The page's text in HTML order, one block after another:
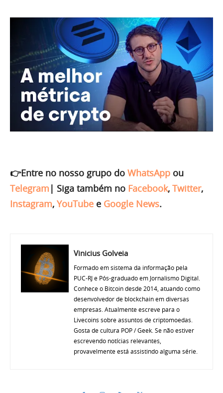
👉Entre no nosso grupo do WhatsApp ou
Telegram | Siga também no Facebook, Twitter,
Instagram, YouTube e Google News.
Vinicius Golveia
Formado em sistema da informação pela
PUC-RJ e Pós-graduado em Jornalismo Digital.
Conhece o Bitcoin desde 2014, atuando como
desenvolvedor de blockchain em diversas
empresas. Atualmente escreve para o
Livecoins sobre assuntos de criptomoedas.
Gosta de cultura POP / Geek. Se não estiver
escrevendo notícias relevantes,
provavelmente está assistindo alguma série.